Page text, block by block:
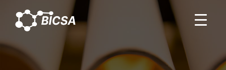
ALÚMINA EN LA TECNOLOGÍA